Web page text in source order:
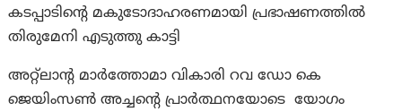
കടപ്പാടിന്റെ മകുടോദാഹരണമായി പ്രഭാഷണത്തിൽ
തിരുമേനി എടുത്തു കാട്ടി
അറ്റ്ലാന്റ മാർത്തോമാ വികാരി റവ ഡോ കെ
ജെയിംസൺ അച്ചന്റെ പ്രാർത്ഥനയോടെ യോഗം